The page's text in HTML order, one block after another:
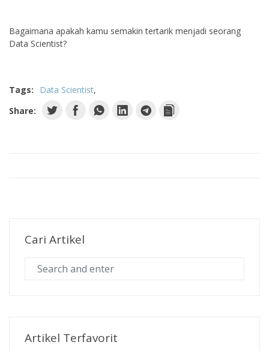
Bagaimana apakah kamu semakin tertarik menjadi seorang
Data Scientist?
Tags:
Data Scientist
Share:
Cari Artikel
Artikel Terfavorit